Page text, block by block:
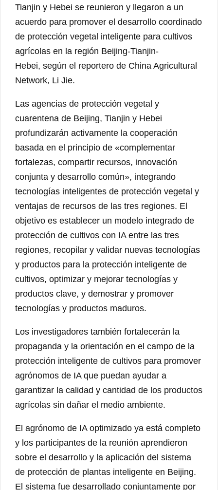
Tianjin y Hebei se reunieron y llegaron a un
acuerdo para promover el desarrollo coordinado
de protección vegetal inteligente para cultivos
agrícolas en la región Beijing-Tianjin-
Hebei, según el reportero de China Agricultural
Network, Li Jie.
Las agencias de protección vegetal y
cuarentena de Beijing, Tianjin y Hebei
profundizarán activamente la cooperación
basada en el principio de «complementar
fortalezas, compartir recursos, innovación
conjunta y desarrollo común», integrando
tecnologías inteligentes de protección vegetal y
ventajas de recursos de las tres regiones. El
objetivo es establecer un modelo integrado de
protección de cultivos con IA entre las tres
regiones, recopilar y validar nuevas tecnologías
y productos para la protección inteligente de
cultivos, optimizar y mejorar tecnologías y
productos clave, y demostrar y promover
tecnologías y productos maduros.
Los investigadores también fortalecerán la
propaganda y la orientación en el campo de la
protección inteligente de cultivos para promover
agrónomos de IA que puedan ayudar a
garantizar la calidad y cantidad de los productos
agrícolas sin dañar el medio ambiente.
El agrónomo de IA optimizado ya está completo
y los participantes de la reunión aprendieron
sobre el desarrollo y la aplicación del sistema
de protección de plantas inteligente en Beijing.
El sistema fue desarrollado conjuntamente por